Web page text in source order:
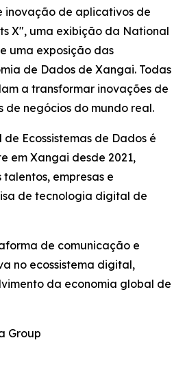
inovação de aplicativos de
X", uma exibição da National
uma exposição das
de Dados de Xangai. Todas
a transformar inovações de
de negócios do mundo real.
Ecossistemas de Dados é
em Xangai desde 2021,
talentos, empresas e
de tecnologia digital de
de comunicação e
no ecossistema digital,
da economia global de
Group